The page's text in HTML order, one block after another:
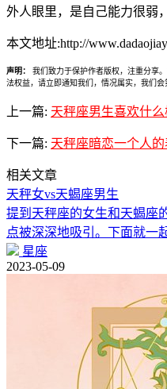
外人眼里，是自己能力很弱
本文地址:http://
声明：
我们致力于保护作者版权，注重分享
法权益，请立即通知我们，情况属实，我们
上一篇: 天秤座男生喜欢什么
下一篇: 天秤座暗恋一个人的
相关文章
天秤女vs天蝎座男生
提到天秤座的女生和天蝎座
点被深深地吸引。下面就一
星座
2023-05-09